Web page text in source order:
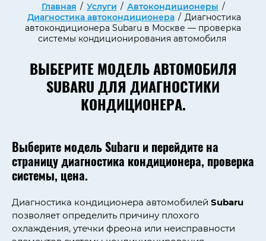
Главная / Услуги / Автокондиционеры /
Диагностика автокондиционера / Диагностика
автокондиционера Subaru в Москве — проверка
системы кондиционирования автомобиля
ВЫБЕРИТЕ МОДЕЛЬ АВТОМОБИЛЯ
SUBARU ДЛЯ ДИАГНОСТИКИ
КОНДИЦИОНЕРА.
Выберите модель Subaru и перейдите на
страницу диагностика кондиционера, проверка
системы, цена.
Диагностика кондиционера автомобилей Subaru
позволяет определить причину плохого
охлаждения, утечки фреона или неисправности